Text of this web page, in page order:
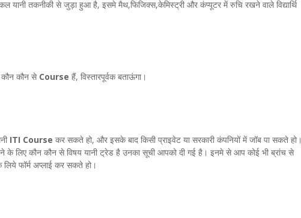
यानी तकनीकी से जुड़ा हुआ है, इसमे मैथ,फिजिक्स,केमिस्ट्री और कंप्यूटर में रुचि रखने वाले विद्यार्थि
कौन से Course हैं, विस्तारपूर्वक बताऊंगा।
ITI Course कर सकते हो, और इसके बाद किसी प्राइवेट या सरकारी कंपनियों में जॉब पा सकते हो।
के लिए कौन कौन से विषय यानी ट्रेड है उनका सूची आपको दी गई है। इनमे से आप कोई भी ब्रांच से
फॉर्म अप्लाई कर सकते हो।